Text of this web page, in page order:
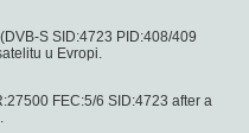
S SID:4723 PID:408/409
u Evropi.
FEC:5/6 SID:4723 after a